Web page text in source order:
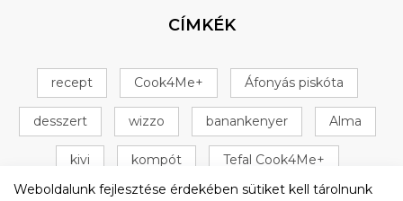
CÍMKÉK
recept Cook4Me+ Áfonyás piskóta
desszert wizzo banankenyer Alma
kivi kompót Tefal Cook4Me+
Weboldalunk fejlesztése érdekében sütiket kell tárolnunk